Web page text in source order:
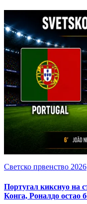
Светско првенство 2026
Португал кикснуо на
Конга, Роналдо остао